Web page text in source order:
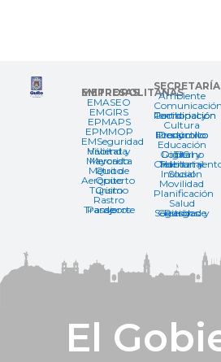
EMPRESAS METROPOLITANAS
EMASEO
EMGIRS
EPMAPS
EPMMOP
EMSeguridad
Hábitat y Vivienda
Mercado Mayorista
Metro de Quito
Quito Aeropuerto
Quito Turismo
Rastro
Transporte de Pasajeros
Ambiente
Comunicación
Coordinación Territorial y Participación
Cultura
Desarrollo Económico y Productivo
Educación
Gobierno Digital y TIC
Hábitat y Ordenamiento Territorial
Inclusión Social
Movilidad
Planificación
Salud
Seguridad y Gestión de Riesgos
El